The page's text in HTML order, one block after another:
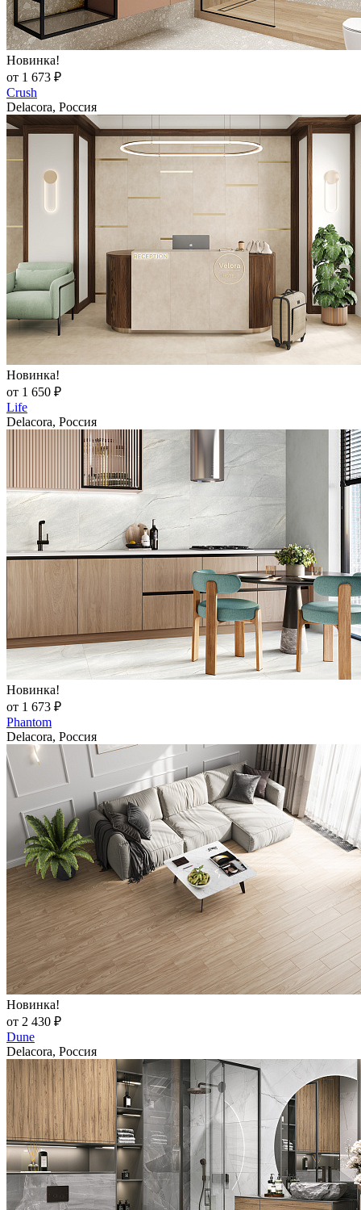
Новинка!
от 1 673 ₽
Crush
Delacora, Россия
Новинка!
от 1 650 ₽
Life
Delacora, Россия
Новинка!
от 1 673 ₽
Phantom
Delacora, Россия
Новинка!
от 2 430 ₽
Dune
Delacora, Россия